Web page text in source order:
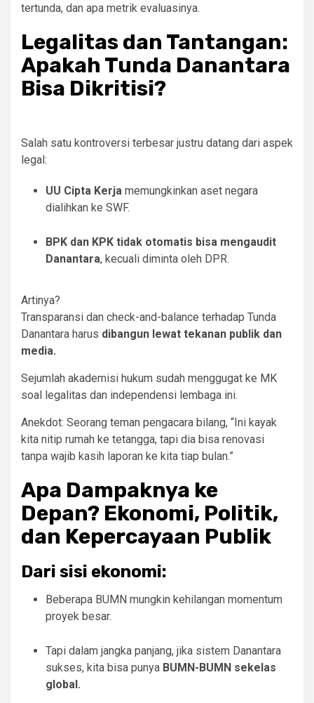
tertunda, dan apa metrik evaluasinya.
Legalitas dan Tantangan:
Apakah Tunda Danantara
Bisa Dikritisi?
Salah satu kontroversi terbesar justru datang dari aspek
legal:
UU Cipta Kerja memungkinkan aset negara
dialihkan ke SWF.
BPK dan KPK tidak otomatis bisa mengaudit
Danantara, kecuali diminta oleh DPR.
Artinya?
Transparansi dan check-and-balance terhadap Tunda
Danantara harus dibangun lewat tekanan publik dan
media.
Sejumlah akademisi hukum sudah menggugat ke MK
soal legalitas dan independensi lembaga ini.
Anekdot: Seorang teman pengacara bilang, “Ini kayak
kita nitip rumah ke tetangga, tapi dia bisa renovasi
tanpa wajib kasih laporan ke kita tiap bulan.”
Apa Dampaknya ke
Depan? Ekonomi, Politik,
dan Kepercayaan Publik
Dari sisi ekonomi:
Beberapa BUMN mungkin kehilangan momentum
proyek besar.
Tapi dalam jangka panjang, jika sistem Danantara
sukses, kita bisa punya BUMN-BUMN sekelas
global.